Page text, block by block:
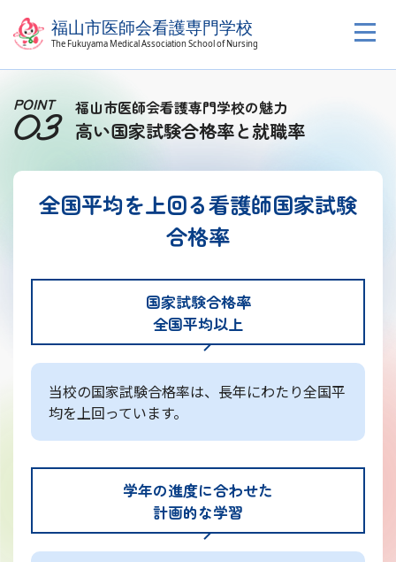
POINT
03 福山市医師会看護専門学校の魅力
高い国家試験合格率と就職率
全国平均を上回る看護師国家試験
合格率
国家試験合格率
全国平均以上
当校の国家試験合格率は、長年にわたり全国平
均を上回っています。
学年の進度に合わせた
計画的な学習